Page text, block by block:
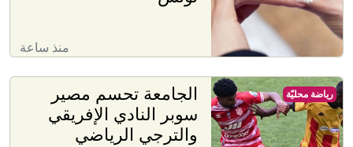
منذ ساعة
الجامعة تحسم مصير
سوبر النادي الإفريقي
والترجي الرياضي
رياضة محليّة